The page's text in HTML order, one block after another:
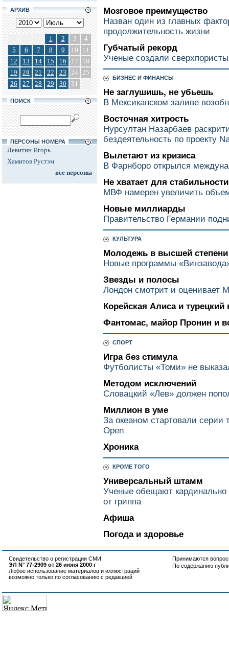
АРХИВ
1 2 3
4
5
6 7 8 9 10
11
12
13 14 15 16 17
18
19
20 21 22 23 24 25
26
27 28 29 30 31
ПОИСК
ПЕРСОНЫ НОМЕРА
Левитин Игорь
Хамитов Рустэм
все персоны
Мозговое преимущество
Назван один из главных
продолжительность жизни
Губчатый рекорд
Ученые создали
БИЗНЕС И ФИНАНСЫ
Не заглушишь, не убьешь
В Мексиканском заливе
Восточная хитрость
Нурсултан Назарбаев
бездеятельность по проекту
Вылетают из кризиса
В Фарнборо открылся
Не хватает для стабильности
МВФ намерен увеличить
Новые миллиарды
Правительство Германии
КУЛЬТУРА
Молодежь в высшей степени
Новые программы
Звезды и полосы
Лондон смотрит и оценивает
Корейская Алиса и турецкий
Фантомас, майор Пронин и
СПОРТ
Игра без стимула
Футболисты «Томи» не
Методом исключений
Словацкий «Лев» должен
Миллион в уме
За океаном стартовали
Open
Хроника
КРОМЕ ТОГО
Универсальный штамм
Ученые обещают кардинально
от гриппа
Афиша
Погода и здоровье
Свидетельство о регистрации СМИ:
ЭЛ N° 77-2909 от 26 июня 2000 г
Любое использование материалов и иллюстраций
возможно только по согласованию с редакцией
Принимаются
По содержанию